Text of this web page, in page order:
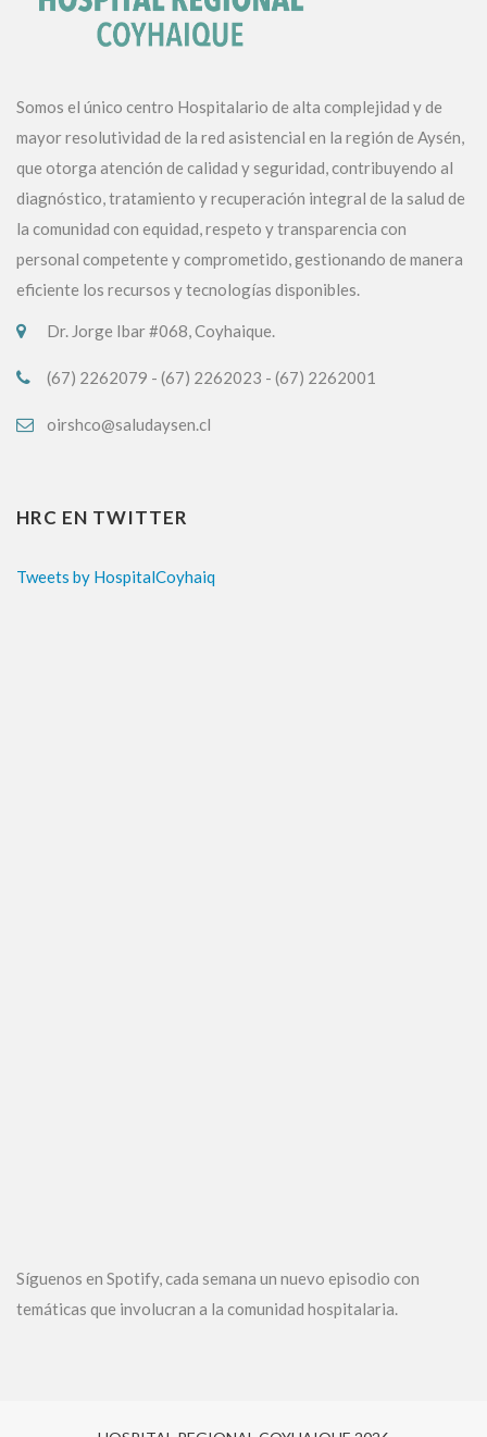
Somos el único centro Hospitalario de alta complejidad y de
mayor resolutividad de la red asistencial en la región de Aysén,
que otorga atención de calidad y seguridad, contribuyendo al
diagnóstico, tratamiento y recuperación integral de la salud de
la comunidad con equidad, respeto y transparencia con
personal competente y comprometido, gestionando de manera
eficiente los recursos y tecnologías disponibles.
Dr. Jorge Ibar #068, Coyhaique.
(67) 2262079 - (67) 2262023 - (67) 2262001
oirshco@saludaysen.cl
HRC EN TWITTER
Tweets by HospitalCoyhaiq
Síguenos en Spotify, cada semana un nuevo episodio con
temáticas que involucran a la comunidad hospitalaria.